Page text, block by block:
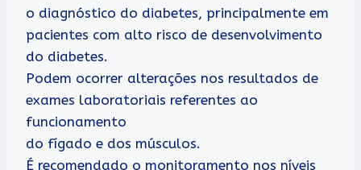
o diagnóstico do diabetes, principalmente em
pacientes com alto risco de desenvolvimento
do diabetes.
Podem ocorrer alterações nos resultados de
exames laboratoriais referentes ao
funcionamento
do fígado e dos músculos.
É recomendado o monitoramento nos níveis